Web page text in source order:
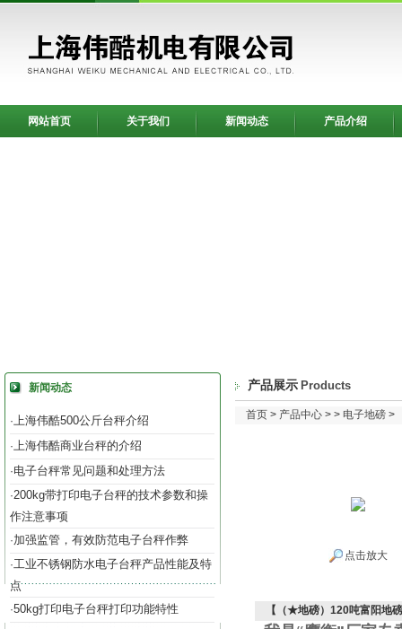
网站首页 关于我们 新闻动态 产品介绍
新闻动态
·上海伟酷500公斤台秤介绍
·上海伟酷商业台秤的介绍
·电子台秤常见问题和处理方法
·200kg带打印电子台秤的技术参数和操
作注意事项
·加强监管，有效防范电子台秤作弊
·工业不锈钢防水电子台秤产品性能及特
点
·50kg打印电子台秤打印功能特性
产品展示 Products
首页 > 产品中心 > > 电子地磅 >
点击放大
【（★地磅）120吨富阳地